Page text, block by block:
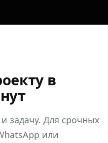
в
задачу. Для срочных
или